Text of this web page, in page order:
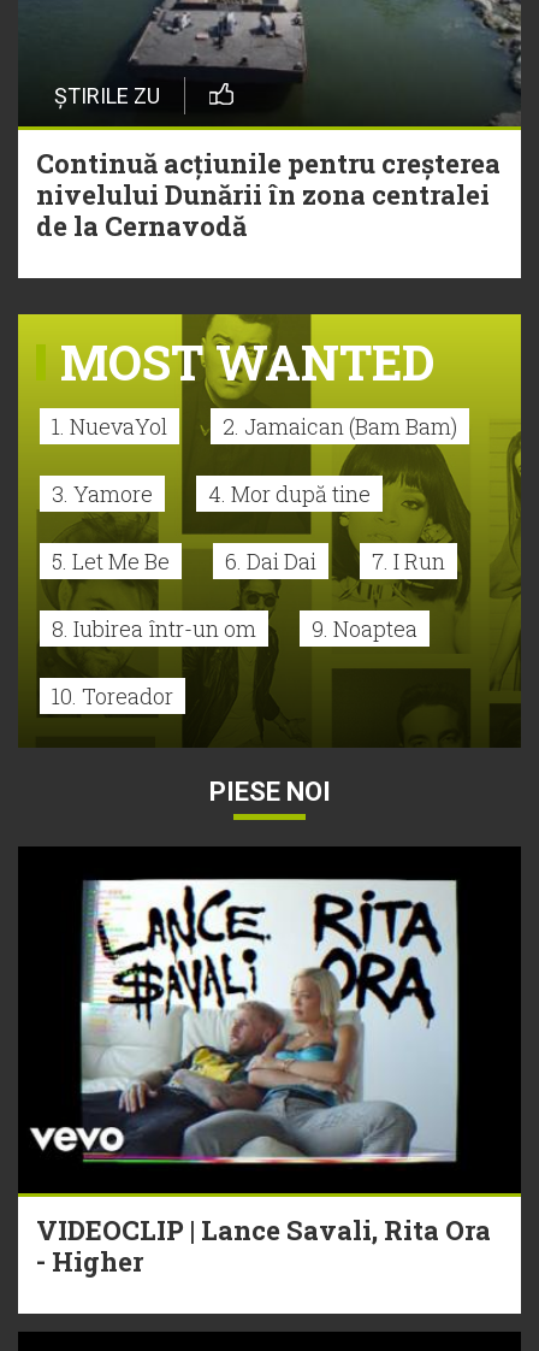
ȘTIRILE ZU
Continuă acțiunile pentru creșterea
nivelului Dunării în zona centralei
de la Cernavodă
MOST WANTED
1. NuevaYol 2. Jamaican (Bam Bam)
3. Yamore 4. Mor după tine
5. Let Me Be 6. Dai Dai 7. I Run
8. Iubirea într-un om 9. Noaptea
10. Toreador
PIESE NOI
VIDEOCLIP | Lance Savali, Rita Ora
- Higher